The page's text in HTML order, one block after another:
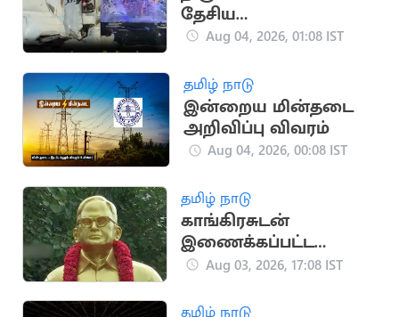
தேசிய
நெடுஞ்சாலையில்
பலி
Aug 04, 2026, 01:08 IST
தமிழ் நாடு
இன்றைய மின்தடை
அறிவிப்பு விவரம்
Aug 04, 2026, 00:08 IST
தமிழ் நாடு
காங்கிரசுடன்
இணைக்கப்பட்ட
தமிழ்நாடு
வரலாறு
Aug 03, 2026, 17:08 IST